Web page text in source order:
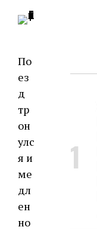
По
ез
д
тр
он
улс
я и
ме
дл
ен
но